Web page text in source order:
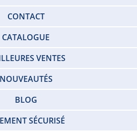
CONTACT
CATALOGUE
VENTES
NOUVEAUTÉS
BLOG
SÉCURISÉ